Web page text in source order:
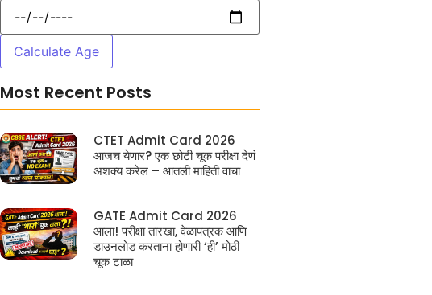
Calculate Age
Most Recent Posts
CTET Admit Card 2026
आजच येणार? एक छोटी चूक परीक्षा देणं
अशक्य करेल – आतली माहिती वाचा
GATE Admit Card 2026
आला! परीक्षा तारखा, वेळापत्रक आणि
डाउनलोड करताना होणारी ‘ही’ मोठी
चूक टाळा